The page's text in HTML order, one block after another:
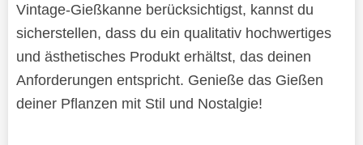
Vintage-Gießkanne berücksichtigst, kannst du
sicherstellen, dass du ein qualitativ hochwertiges
und ästhetisches Produkt erhältst, das deinen
Anforderungen entspricht. Genieße das Gießen
deiner Pflanzen mit Stil und Nostalgie!